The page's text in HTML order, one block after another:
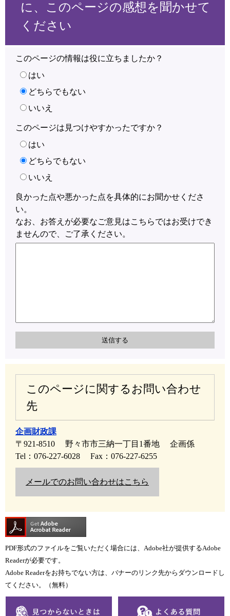
に、このページの感想を聞かせて
ください
このページの情報は役に立ちましたか？
はい
どちらでもない
いいえ
このページは見つけやすかったですか？
はい
どちらでもない
いいえ
良かった点や悪かった点を具体的にお聞かせくださ
い。
なお、お答えが必要なご意見はこちらではお受けでき
ませんので、ご了承ください。
このページに関するお問い合わせ
先
企画財政課
〒921-8510
野々市市三納一丁目1番地
企画係
Tel：076-227-6028
Fax：076-227-6255
メールでのお問い合わせはこちら
PDF形式のファイルをご覧いただく場合には、Adobe社が提供するAdobe
Readerが必要です。
Adobe Readerをお持ちでない方は、バナーのリンク先からダウンロードし
てください。（無料）